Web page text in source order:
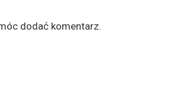
dodać komentarz.